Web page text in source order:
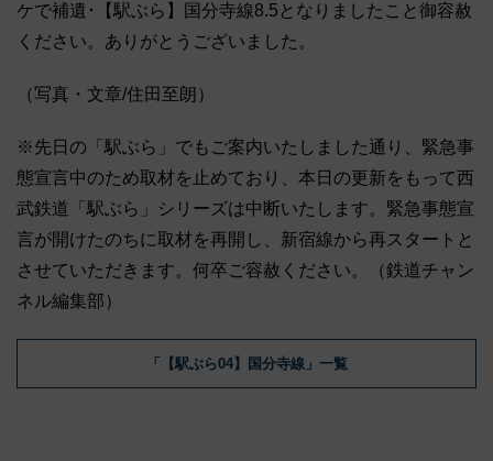
ケで補遺･【駅ぶら】国分寺線8.5となりましたこと御容赦
ください。ありがとうございました。
（写真・文章/住田至朗）
※先日の「駅ぶら」でもご案内いたしました通り、緊急事
態宣言中のため取材を止めており、本日の更新をもって西
武鉄道「駅ぶら」シリーズは中断いたします。緊急事態宣
言が開けたのちに取材を再開し、新宿線から再スタートと
させていただきます。何卒ご容赦ください。（鉄道チャン
ネル編集部）
「【駅ぶら04】国分寺線」一覧